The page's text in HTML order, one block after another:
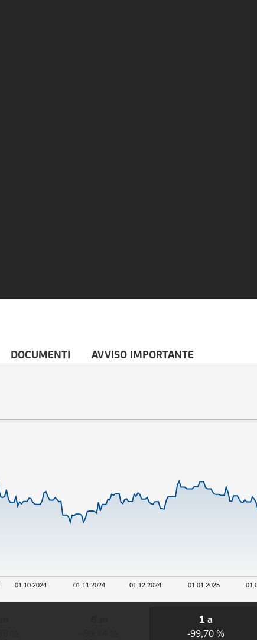
DOCUMENTI AVVISO IMPORTANTE
01.10.2024 01.11.2024 01.12.2024 01.01.2025
1 a
-99,70 %